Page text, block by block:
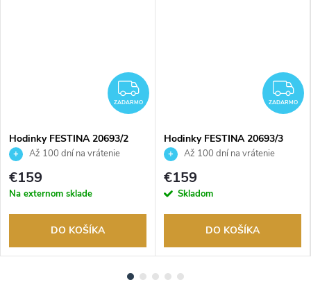
ZADARMO
ZADARMO
Hodinky FESTINA 20693/2
Až 100 dní na vrátenie
tovaru. Autorizovaný predajca.
€159
Na externom sklade
DO KOŠÍKA
ZADARMO
Hodinky FESTINA 20693/3
Až 100 dní na vrátenie
tovaru. Autorizovaný predajca.
€159
Skladom
DO KOŠÍKA